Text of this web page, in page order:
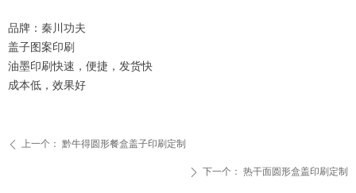
ꄴ 上一个： 黔牛得圆形餐盒盖子印刷定制
ꄲ 下一个： 热干面圆形盒盖印刷定制
品牌：秦川功夫
盖子图案印刷
油墨印刷快速，便捷，发货快
成本低，效果好